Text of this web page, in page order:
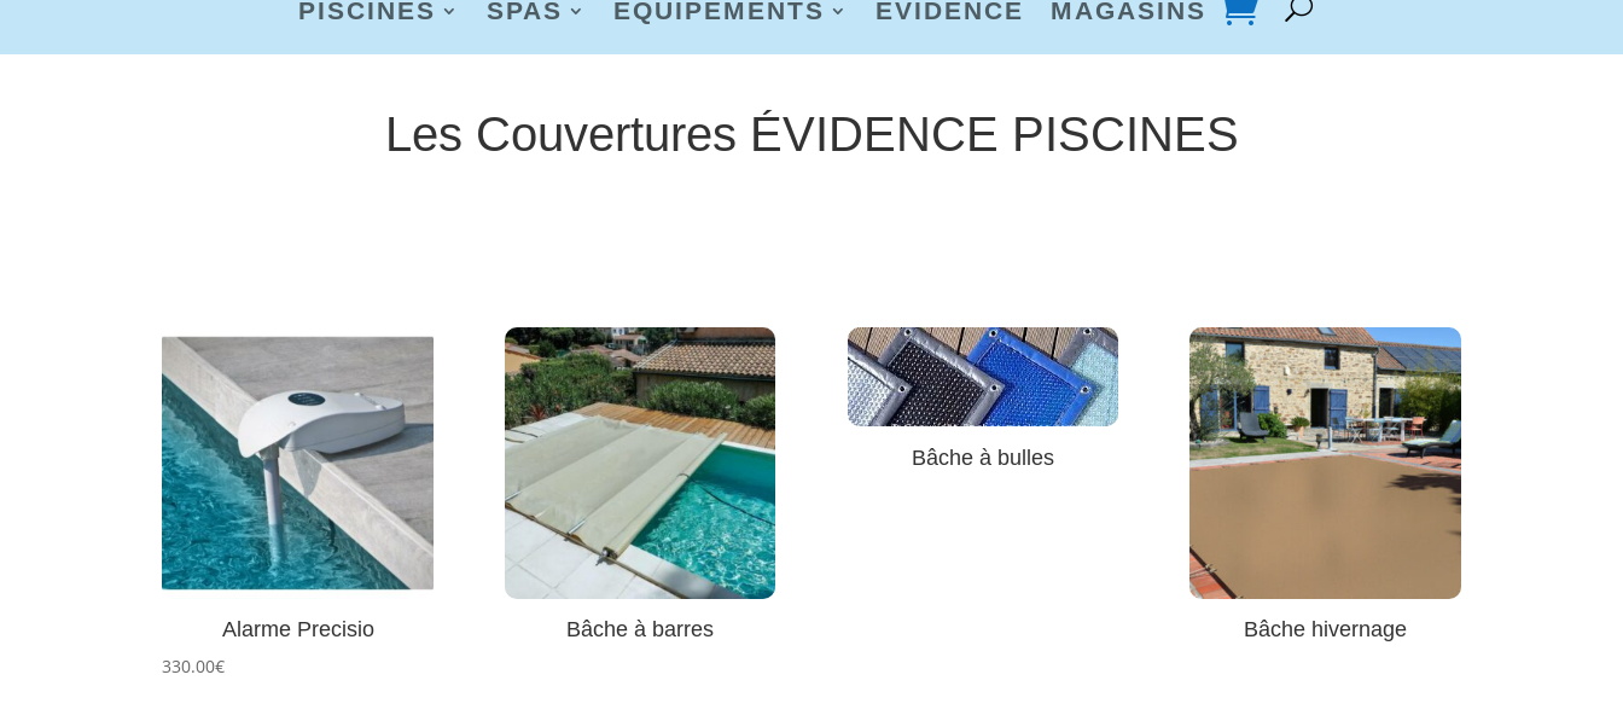
PISCINES SPAS EQUIPEMENTS EVIDENCE MAGASINS
Les Couvertures ÉVIDENCE PISCINES
Alarme Precisio
330.00€
Bâche à barres
Bâche à bulles
Bâche hivernage